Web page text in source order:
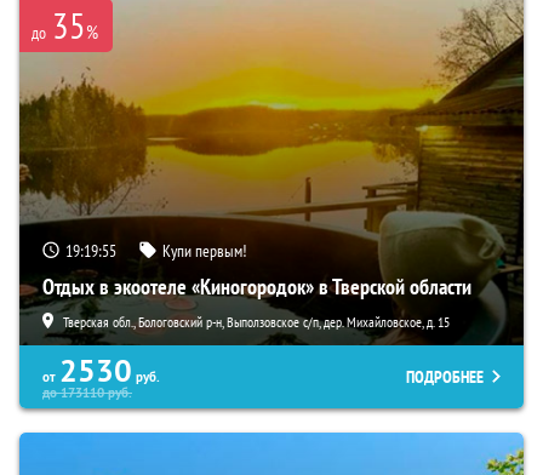
до 35%
19:19:53 Купи первым!
Отдых в экоотеле «Киногородок» в Тверской области
Тверская обл., Бологовский р-н, Выползовское с/п, дер. Михайловское, д. 15
от 2530 руб.
до173110руб.
ПОДРОБНЕЕ